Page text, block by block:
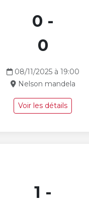
0 -
0
08/11/2025 à 19:00
Nelson mandela
Voir les détails
1 -